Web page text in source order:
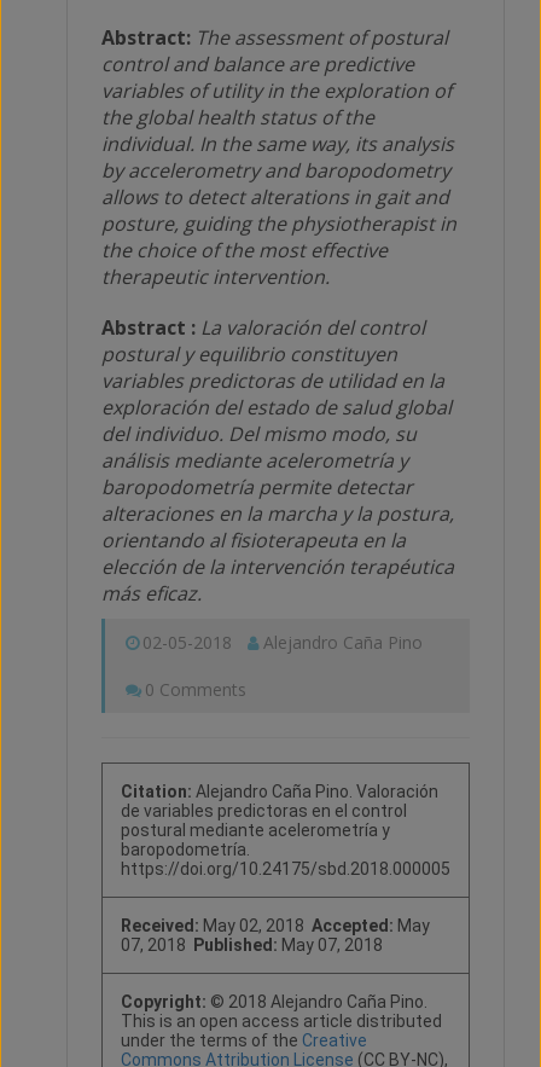
Abstract: The assessment of postural
control and balance are predictive
variables of utility in the exploration of
the global health status of the
individual. In the same way, its analysis
by accelerometry and baropodometry
allows to detect alterations in gait and
posture, guiding the physiotherapist in
the choice of the most effective
therapeutic intervention.
Abstract : La valoración del control
postural y equilibrio constituyen
variables predictoras de utilidad en la
exploración del estado de salud global
del individuo. Del mismo modo, su
análisis mediante acelerometría y
baropodometría permite detectar
alteraciones en la marcha y la postura,
orientando al fisioterapeuta en la
elección de la intervención terapéutica
más eficaz.
02-05-2018 Alejandro Caña Pino
0 Comments
Citation:Alejandro Caña Pino. Valoración
de variables predictoras en el control
postural mediante acelerometría y
baropodometría.
https://doi.org/10.24175/sbd.2018.000005
Received: May 02, 2018Accepted: May
07, 2018
Published: May 07, 2018
Copyright: © 2018 Alejandro Caña Pino.
This is an open access article distributed
under the terms of the Creative
Commons Attribution License (CC BY-NC),